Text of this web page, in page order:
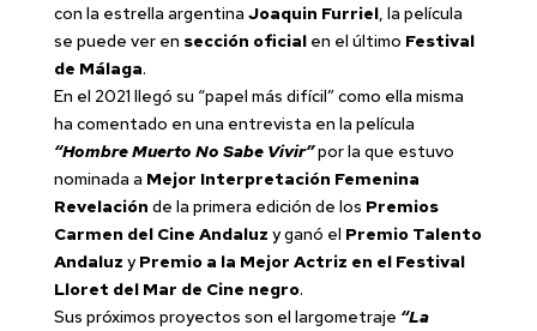
con la estrella argentina Joaquin Furriel, la película
se puede ver en sección oficialen el último Festival
de Málaga.
En el 2021 llegó su “papel más difícil” como ella misma
ha comentado en una entrevista en la película
“Hombre Muerto No Sabe Vivir”por la que estuvo
nominada a Mejor Interpretación Femenina
Revelación de la primera edición de los Premios
Carmen del Cine Andaluz y ganó el Premio Talento
Andaluz yPremio a la Mejor Actriz en el Festival
Lloret del Mar de Cine negro.
Sus próximos proyectos son el largometraje “La